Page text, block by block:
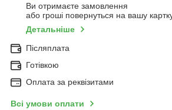
Ви отримаєте замовлення
або гроші повернуться на вашу
Детальніше
Післяплата
Готівкою
Оплата за реквізитами
Всі умови оплати